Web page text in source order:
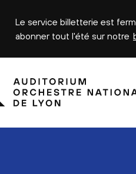
Le service billetterie est
abonner tout l'été sur notre